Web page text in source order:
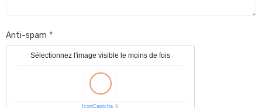
Anti-spam
Sélectionnez l'image visible le moins de fois
IconCaptcha ©